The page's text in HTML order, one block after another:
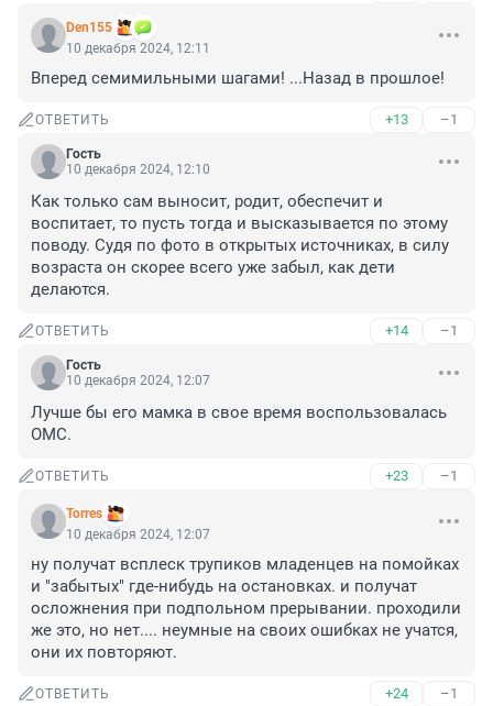
Den155
10 декабря 2024, 12:11
Вперед семимильными шагами! ...Назад в прошлое!
ОТВЕТИТЬ +13 –1
Гость
10 декабря 2024, 12:10
Как только сам выносит, родит, обеспечит и
воспитает, то пусть тогда и высказывается по этому
поводу. Судя по фото в открытых источниках, в силу
возраста он скорее всего уже забыл, как дети
делаются.
ОТВЕТИТЬ +14 –1
Гость
10 декабря 2024, 12:07
Лучше бы его мамка в свое время воспользовалась
ОМС.
ОТВЕТИТЬ +23 –1
Torres
10 декабря 2024, 12:07
ну получат всплеск трупиков младенцев на помойках
и "забытых" где-нибудь на остановках. и получат
осложнения при подпольном прерывании. проходили
же это, но нет.... неумные на своих ошибках не учатся,
они их повторяют.
ОТВЕТИТЬ +24 –1